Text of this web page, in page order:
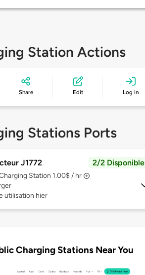
Station Actions
Share Edit Log in
Stations Ports
J1772 2/2 Disponible
Station 1.00$ / hr
utilisation hier
Charging Stations Near You